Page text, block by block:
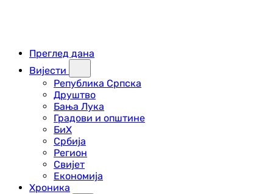
Преглед дана
Вијести
Република Српска
Друштво
Бања Лука
Градови и општине
БиХ
Србија
Регион
Свијет
Економија
Хроника